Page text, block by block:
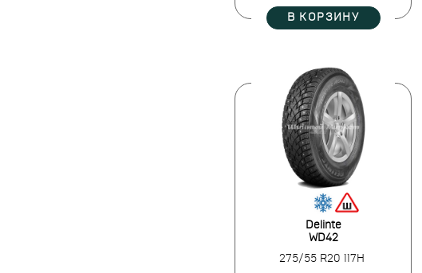
В КОРЗИНУ
Delinte
WD42
275/55 R20 117H